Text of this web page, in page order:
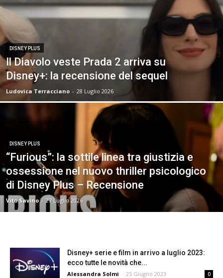
DISNEY PLUS
Il Diavolo veste Prada 2 arriva su
Disney+: la recensione del sequel
Ludovica Terracciano - 28 Luglio 2026
DISNEY PLUS
“Furious”: la sottile linea tra giustizia e
ossessione nel nuovo thriller psicologico
di Disney Plus – Recensione
Vito Savino - 27 Luglio 2026
Disney+ serie e film in arrivo a luglio 2023:
ecco tutte le novità che...
Alessandra Solmi - 25 Giugno 2023 0